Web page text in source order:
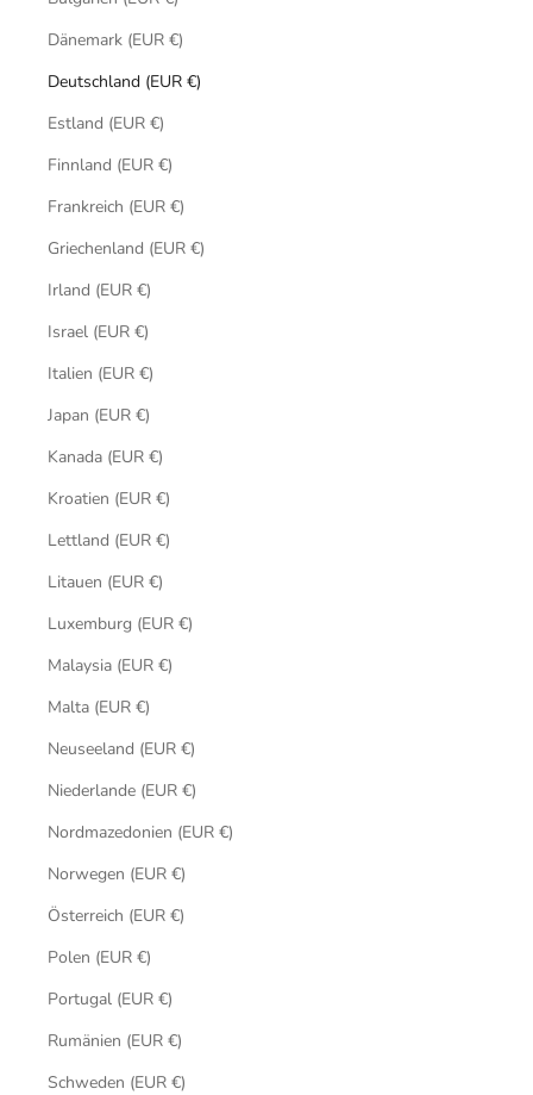
Dänemark (EUR €)
Deutschland (EUR €)
Estland (EUR €)
Finnland (EUR €)
Frankreich (EUR €)
Griechenland (EUR €)
Irland (EUR €)
Israel (EUR €)
Italien (EUR €)
Japan (EUR €)
Kanada (EUR €)
Kroatien (EUR €)
Lettland (EUR €)
Litauen (EUR €)
Luxemburg (EUR €)
Malaysia (EUR €)
Malta (EUR €)
Neuseeland (EUR €)
Niederlande (EUR €)
Nordmazedonien (EUR €)
Norwegen (EUR €)
Österreich (EUR €)
Polen (EUR €)
Portugal (EUR €)
Rumänien (EUR €)
Schweden (EUR €)